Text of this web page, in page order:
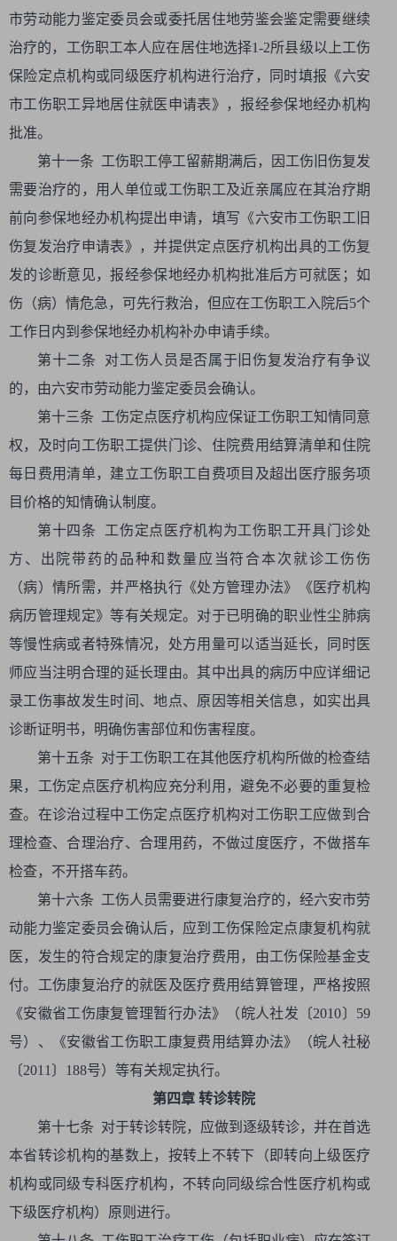
市劳动能力鉴定委员会或委托居住地劳鉴会鉴定需要继续
治疗的，工伤职工本人应在居住地选择1-2所县级以上工伤
保险定点机构或同级医疗机构进行治疗，同时填报《六安
市工伤职工异地居住就医申请表》，报经参保地经办机构
批准。
第十一条 工伤职工停工留薪期满后，因工伤旧伤复发
需要治疗的，用人单位或工伤职工及近亲属应在其治疗期
前向参保地经办机构提出申请，填写《六安市工伤职工旧
伤复发治疗申请表》，并提供定点医疗机构出具的工伤复
发的诊断意见，报经参保地经办机构批准后方可就医；如
伤（病）情危急，可先行救治，但应在工伤职工入院后5个
工作日内到参保地经办机构补办申请手续。
第十二条 对工伤人员是否属于旧伤复发治疗有争议
的，由六安市劳动能力鉴定委员会确认。
第十三条 工伤定点医疗机构应保证工伤职工知情同意
权，及时向工伤职工提供门诊、住院费用结算清单和住院
每日费用清单，建立工伤职工自费项目及超出医疗服务项
目价格的知情确认制度。
第十四条 工伤定点医疗机构为工伤职工开具门诊处
方、出院带药的品种和数量应当符合本次就诊工伤伤
（病）情所需，并严格执行《处方管理办法》《医疗机构
病历管理规定》等有关规定。对于已明确的职业性尘肺病
等慢性病或者特殊情况，处方用量可以适当延长，同时医
师应当注明合理的延长理由。其中出具的病历中应详细记
录工伤事故发生时间、地点、原因等相关信息，如实出具
诊断证明书，明确伤害部位和伤害程度。
第十五条 对于工伤职工在其他医疗机构所做的检查结
果，工伤定点医疗机构应充分利用，避免不必要的重复检
查。在诊治过程中工伤定点医疗机构对工伤职工应做到合
理检查、合理治疗、合理用药，不做过度医疗，不做搭车
检查，不开搭车药。
第十六条 工伤人员需要进行康复治疗的，经六安市劳
动能力鉴定委员会确认后，应到工伤保险定点康复机构就
医，发生的符合规定的康复治疗费用，由工伤保险基金支
付。工伤康复治疗的就医及医疗费用结算管理，严格按照
《安徽省工伤康复管理暂行办法》（皖人社发〔2010〕59
号）、《安徽省工伤职工康复费用结算办法》（皖人社秘
〔2011〕188号）等有关规定执行。
第四章 转诊转院
第十七条 对于转诊转院，应做到逐级转诊，并在首选
本省转诊机构的基数上，按转上不转下（即转向上级医疗
机构或同级专科医疗机构，不转向同级综合性医疗机构或
下级医疗机构）原则进行。